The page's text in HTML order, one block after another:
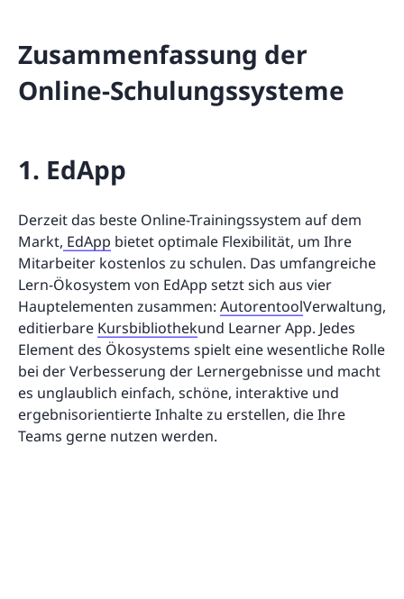
Zusammenfassung der
Online-Schulungssysteme
1. EdApp
Derzeit das beste Online-Trainingssystem auf dem
Markt, EdApp bietet optimale Flexibilität, um Ihre
Mitarbeiter kostenlos zu schulen. Das umfangreiche
Lern-Ökosystem von EdApp setzt sich aus vier
Hauptelementen zusammen: AutorentoolVerwaltung,
editierbare Kursbibliothekund Learner App. Jedes
Element des Ökosystems spielt eine wesentliche Rolle
bei der Verbesserung der Lernergebnisse und macht
es unglaublich einfach, schöne, interaktive und
ergebnisorientierte Inhalte zu erstellen, die Ihre
Teams gerne nutzen werden.